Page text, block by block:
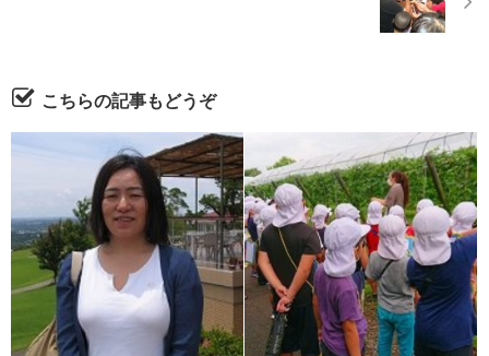
こちらの記事もどうぞ